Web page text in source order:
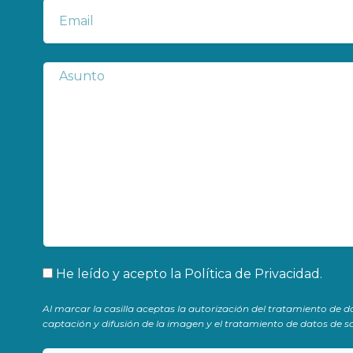
Correo electrónico
Subject
Aceptación
He leído y acepto la Política de Privacidad .
Al marcar la casilla aceptas la autorización del tratamiento de
captación y difusión de la imagen y el tratamiento de datos de